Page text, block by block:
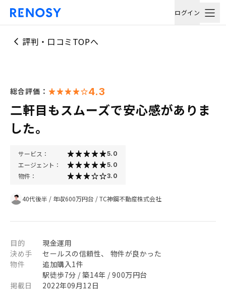
ログイン
評判・口コミTOPへ
総合評価： 4.3
二軒目もスムーズで安心感がありま
した。
サービス： 5.0
エージェント： 5.0
物件： 3.0
40代後半 / 年収600万円台 /TC神鋼不動産株式会社
目的
現金運用
決め手
セールスの信頼性、 物件が良かった
物件
追加購入1件
駅徒歩7分 / 築14年 / 900万円台
掲載日
2022年09月12日